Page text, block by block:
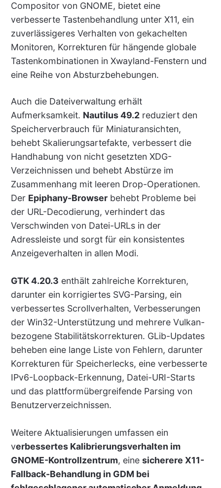
Compositor von GNOME, bietet eine
verbesserte Tastenbehandlung unter X11, ein
zuverlässigeres Verhalten von gekachelten
Monitoren, Korrekturen für hängende globale
Tastenkombinationen in Xwayland-Fenstern und
eine Reihe von Absturzbehebungen.
Auch die Dateiverwaltung erhält
Aufmerksamkeit. Nautilus 49.2reduziert den
Speicherverbrauch für Miniaturansichten,
behebt Skalierungsartefakte, verbessert die
Handhabung von nicht gesetzten XDG-
Verzeichnissen und behebt Abstürze im
Zusammenhang mit leeren Drop-Operationen.
Der Epiphany-Browserbehebt Probleme bei
der URL-Decodierung, verhindert das
Verschwinden von Datei-URLs in der
Adressleiste und sorgt für ein konsistentes
Anzeigeverhalten in allen Modi.
GTK 4.20.3 enthält zahlreiche Korrekturen,
darunter ein korrigiertes SVG-Parsing, ein
verbessertes Scrollverhalten, Verbesserungen
der Win32-Unterstützung und mehrere Vulkan-
bezogene Stabilitätskorrekturen. GLib-Updates
beheben eine lange Liste von Fehlern, darunter
Korrekturen für Speicherlecks, eine verbesserte
IPv6-Loopback-Erkennung, Datei-URI-Starts
und das plattformübergreifende Parsing von
Benutzerverzeichnissen.
Weitere Aktualisierungen umfassen ein
verbessertes Kalibrierungsverhalten im
GNOME-Kontrollzentrum, eine sicherere X11-
Fallback-Behandlung in GDM bei